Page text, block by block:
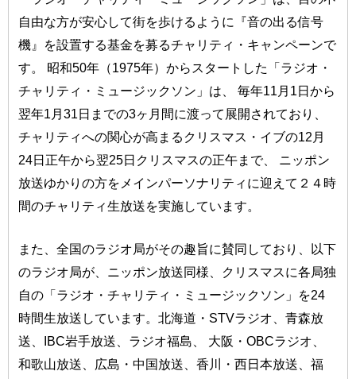
自由な方が安心して街を歩けるように『音の出る信号
機』を設置する基金を募るチャリティ・キャンペーンで
す。 昭和50年（1975年）からスタートした「ラジオ・
チャリティ・ミュージックソン」は、 毎年11月1日から
翌年1月31日までの3ヶ月間に渡って展開されており、
チャリティへの関心が高まるクリスマス・イブの12月
24日正午から翌25日クリスマスの正午まで、 ニッポン
放送ゆかりの方をメインパーソナリティに迎えて２４時
間のチャリティ生放送を実施しています。
また、全国のラジオ局がその趣旨に賛同しており、以下
のラジオ局が、ニッポン放送同様、クリスマスに各局独
自の「ラジオ・チャリティ・ミュージックソン」を24
時間生放送しています。北海道・STVラジオ、青森放
送、IBC岩手放送、ラジオ福島、 大阪・OBCラジオ、
和歌山放送、広島・中国放送、香川・西日本放送、福